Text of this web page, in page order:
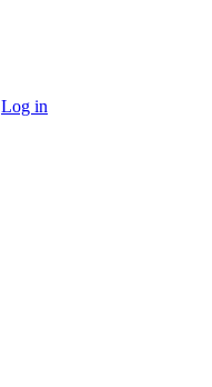
Log in